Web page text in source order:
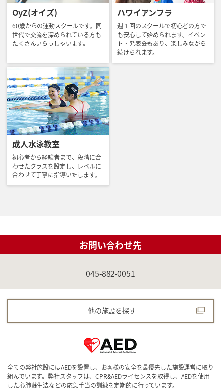
OyZ(オイズ)
60歳からの運動スクールです。同
世代で交流を深められている方も
たくさんいらっしゃいます。
ハワイアンフラ
週１回のスクールで初心者の方で
も安心して始められます。イベン
ト・発表会もあり、楽しみながら
続けられます。
成人水泳教室
初心者から経験者まで、段階に合
わせたクラスを設定し、レベルに
合わせて丁寧に指導いたします。
お問い合わせ先
045-882-0051
他の施設を探す
全ての弊社施設にはAEDを設置し、お客様の安全を最優先した施設運営に取り
組んでいます。弊社スタッフは、CPR&AEDライセンスを取得し、AEDを使用
した心肺蘇生法などの応急手当の訓練を定期的に行っています。